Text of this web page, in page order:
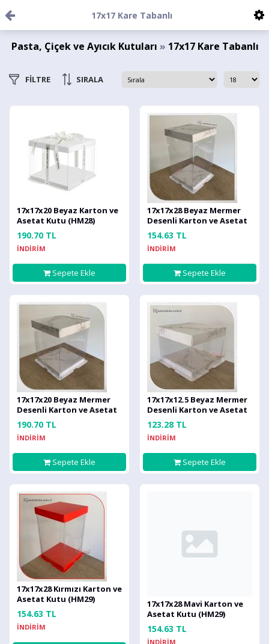
17x17 Kare Tabanlı
Pasta, Çiçek ve Ayıcık Kutuları » 17x17 Kare Tabanlı
FİLTRE SIRALA
17x17x20 Beyaz Karton ve
Asetat Kutu (HM28)
190.70 TL
İNDİRİM
Sepete Ekle
17x17x28 Beyaz Mermer
Desenli Karton ve Asetat
Kutu (HM42)
154.63 TL
İNDİRİM
Sepete Ekle
17x17x20 Beyaz Mermer
Desenli Karton ve Asetat
Kutu (HM41)
190.70 TL
İNDİRİM
Sepete Ekle
17x17x12.5 Beyaz Mermer
Desenli Karton ve Asetat
Kutu (HM40)
123.28 TL
İNDİRİM
Sepete Ekle
17x17x28 Kırmızı Karton ve
Asetat Kutu (HM29)
154.63 TL
İNDİRİM
17x17x28 Mavi Karton ve
Asetat Kutu (HM29)
154.63 TL
İNDİRİM